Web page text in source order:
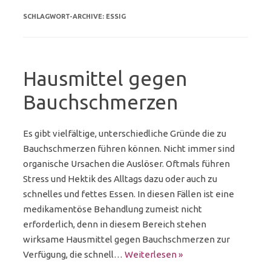
SCHLAGWORT-ARCHIVE: ESSIG
Hausmittel gegen
Bauchschmerzen
Es gibt vielfältige, unterschiedliche Gründe die zu
Bauchschmerzen führen können. Nicht immer sind
organische Ursachen die Auslöser. Oftmals führen
Stress und Hektik des Alltags dazu oder auch zu
schnelles und fettes Essen. In diesen Fällen ist eine
medikamentöse Behandlung zumeist nicht
erforderlich, denn in diesem Bereich stehen
wirksame Hausmittel gegen Bauchschmerzen zur
Verfügung, die schnell… Weiterlesen »